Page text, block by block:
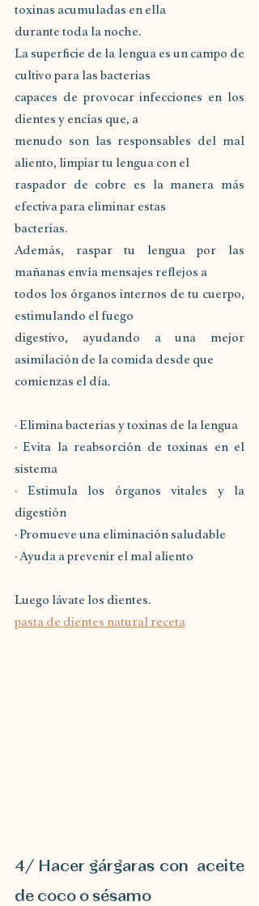
toxinas acumuladas en ella
durante toda la noche.
La superficie de la lengua es un campo de
cultivo para las bacterias
capaces de provocar infecciones en los
dientes y encías que, a
menudo son las responsables del mal
aliento, limpiar tu lengua con el
raspador de cobre es la manera más
efectiva para eliminar estas
bacterias.
Además, raspar tu lengua por las
mañanas envía mensajes reflejos a
todos los órganos internos de tu cuerpo,
estimulando el fuego
digestivo, ayudando a una mejor
asimilación de la comida desde que
comienzas el día.
· Elimina bacterias y toxinas de la lengua
· Evita la reabsorción de toxinas en el
sistema
· Estimula los órganos vitales y la
digestión
· Promueve una eliminación saludable
· Ayuda a prevenir el mal aliento
Luego lávate los dientes.
pasta de dientes natural receta
4/ Hacer gárgaras con  aceite
de coco o sésamo